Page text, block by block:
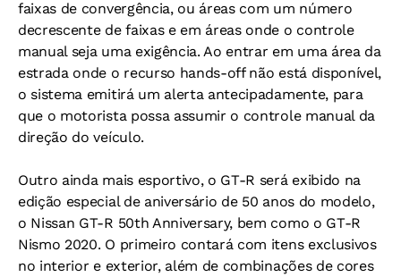
faixas de convergência, ou áreas com um número
decrescente de faixas e em áreas onde o controle
manual seja uma exigência. Ao entrar em uma área da
estrada onde o recurso hands-off não está disponível,
o sistema emitirá um alerta antecipadamente, para
que o motorista possa assumir o controle manual da
direção do veículo.
Outro ainda mais esportivo, o GT-R será exibido na
edição especial de aniversário de 50 anos do modelo,
o Nissan GT-R 50th Anniversary, bem como o GT-R
Nismo 2020. O primeiro contará com itens exclusivos
no interior e exterior, além de combinações de cores